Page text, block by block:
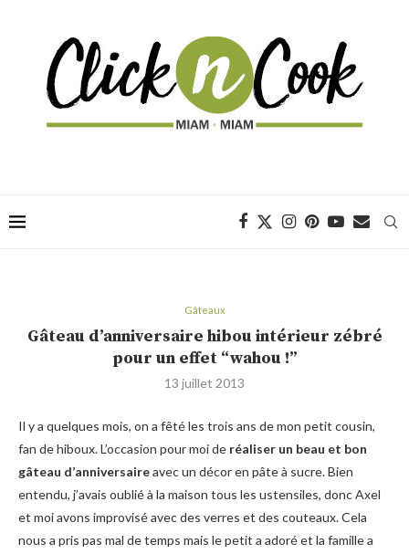
Gâteaux
Gâteau d’anniversaire hibou intérieur zébré
pour un effet “wahou !”
13 juillet 2013
Il y a quelques mois, on a fêté les trois ans de mon petit cousin,
fan de hiboux. L’occasion pour moi de réaliser un beau et bon
gâteau d’anniversaireavec un décor en pâte à sucre. Bien
entendu, j’avais oublié à la maison tous les ustensiles, donc Axel
et moi avons improvisé avec des verres et des couteaux. Cela
nous a pris pas mal de temps mais le petit a adoré et la famille a